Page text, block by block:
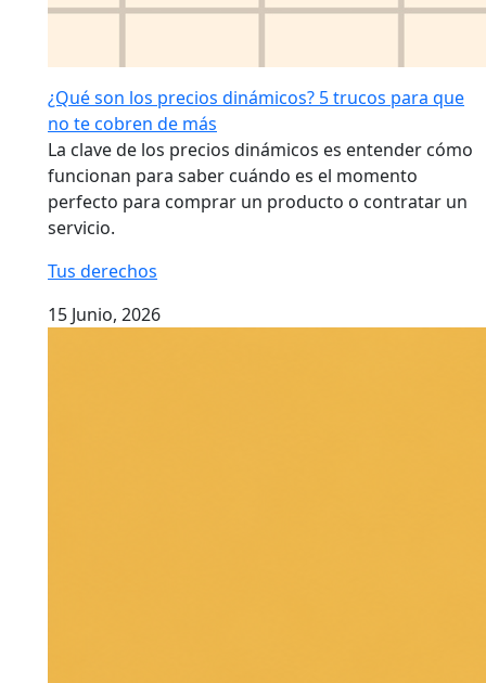
¿Qué son los precios dinámicos? 5 trucos para que
no te cobren de más
La clave de los precios dinámicos es entender cómo
funcionan para saber cuándo es el momento
perfecto para comprar un producto o contratar un
servicio.
Tus derechos
15 Junio, 2026